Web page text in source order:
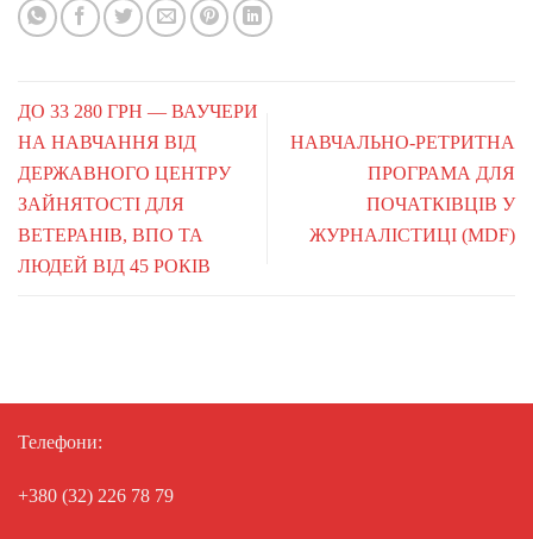
ДО 33 280 ГРН — ВАУЧЕРИ
НА НАВЧАННЯ ВІД
ДЕРЖАВНОГО ЦЕНТРУ
ЗАЙНЯТОСТІ ДЛЯ
ВЕТЕРАНІВ, ВПО ТА
ЛЮДЕЙ ВІД 45 РОКІВ
НАВЧАЛЬНО-РЕТРИТНА
ПРОГРАМА ДЛЯ
ПОЧАТКІВЦІВ У
ЖУРНАЛІСТИЦІ (MDF)
Телефони:
+380 (32) 226 78 79